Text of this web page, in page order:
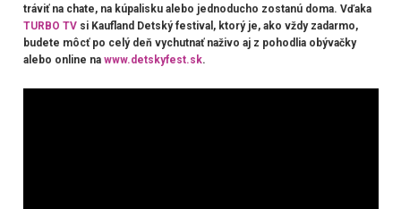
tráviť na chate, na kúpalisku alebo jednoducho zostanú doma. Vďaka
TURBO TVsi Kaufland Detský festival, ktorý je, ako vždy zadarmo,
budete môcť po celý deň vychutnať naživo aj z pohodlia obývačky
alebo online na www.detskyfest.sk.